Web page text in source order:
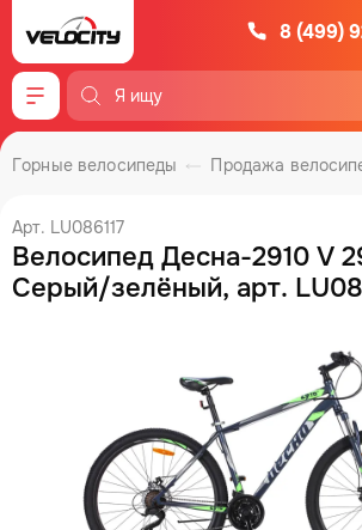
8 (499)
Меню
Продажа
Горные велосипеды
Арт. LU086117
Велосипед Десна-2910 V
Серый/зелёный, арт.